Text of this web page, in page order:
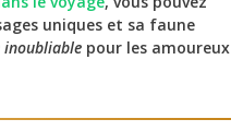
uniques et sa faune
inoubliable pour les amoureux